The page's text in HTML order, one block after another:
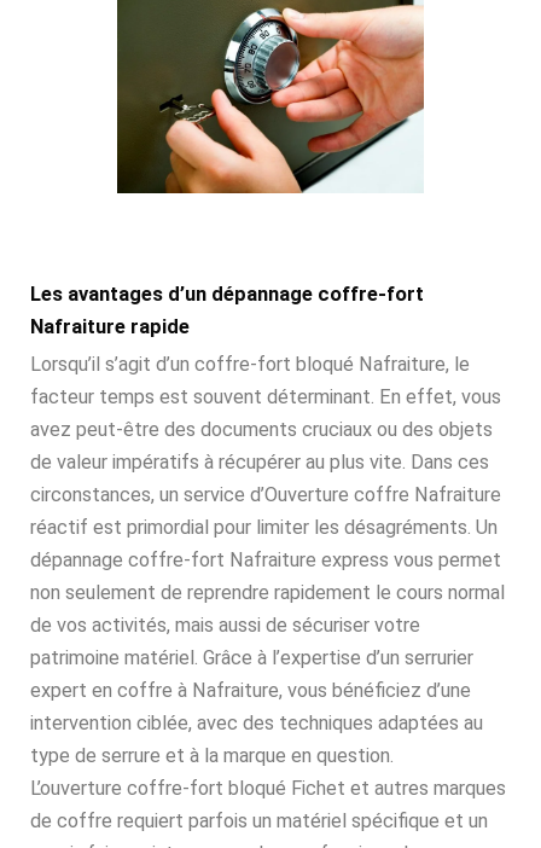
Les avantages d’un dépannage coffre-fort
Nafraiture rapide
Lorsqu’il s’agit d’un coffre-fort bloqué Nafraiture, le
facteur temps est souvent déterminant. En effet, vous
avez peut-être des documents cruciaux ou des objets
de valeur impératifs à récupérer au plus vite. Dans ces
circonstances, un service d’Ouverture coffre Nafraiture
réactif est primordial pour limiter les désagréments. Un
dépannage coffre-fort Nafraiture express vous permet
non seulement de reprendre rapidement le cours normal
de vos activités, mais aussi de sécuriser votre
patrimoine matériel. Grâce à l’expertise d’un serrurier
expert en coffre à Nafraiture, vous bénéficiez d’une
intervention ciblée, avec des techniques adaptées au
type de serrure et à la marque en question.
L’ouverture coffre-fort bloqué Fichet et autres marques
de coffre requiert parfois un matériel spécifique et un